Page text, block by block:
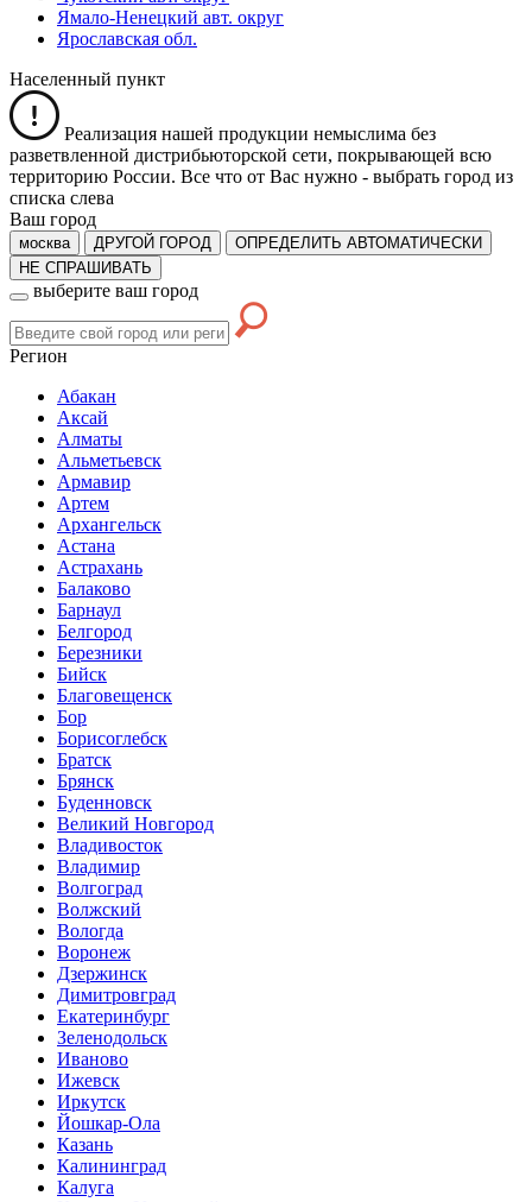
Ямало-Ненецкий авт. округ
Ярославская обл.
Населенный пункт
Реализация нашей продукции немыслима без
разветвленной дистрибьюторской сети, покрывающей всю
территорию России. Все что от Вас нужно - выбрать город из
списка слева
Ваш город
москва ДРУГОЙ ГОРОД
ОПРЕДЕЛИТЬ АВТОМАТИЧЕСКИ
НЕ СПРАШИВАТЬ
выберите ваш город
Регион
Абакан
Аксай
Алматы
Альметьевск
Армавир
Артем
Архангельск
Астана
Астрахань
Балаково
Барнаул
Белгород
Березники
Бийск
Благовещенск
Бор
Борисоглебск
Братск
Брянск
Буденновск
Великий Новгород
Владивосток
Владимир
Волгоград
Волжский
Вологда
Воронеж
Дзержинск
Димитровград
Екатеринбург
Зеленодольск
Иваново
Ижевск
Иркутск
Йошкар-Ола
Казань
Калининград
Калуга